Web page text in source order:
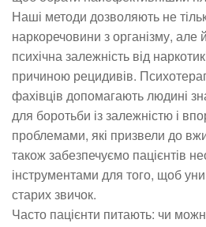
Наші методи дозволяють не
наркоречовини з організму, але
психічна залежність від
причиною рецидивів.
фахівців допомагають людині
для боротьби із залежністю і
проблемами, які призвели до
також забезпечуємо пацієнтів
інструментами для того, щоб
старих звичок.
Часто пацієнти питають: чи